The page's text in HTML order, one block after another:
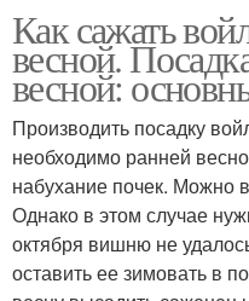
Как сажать
весной.
весной:
Производить посадку
необходимо ранней
набухание почек. Можно
Однако в этом случае
октября вишню не
оставить ее зимовать в